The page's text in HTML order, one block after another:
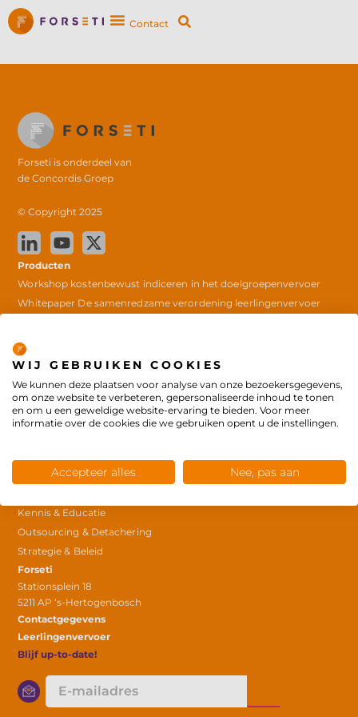
Contact
Forseti is onderdeel van
deConcordis Groep
© Copyright 2025
Producten
Workshop kostenbewust indiceren in het doelgroepenvervoer
Whitepaper De samenredzame verordening leerlingenvervoer
Outsourcing leerlingenvervoer
Cliëntenvervoer in de zorg
Inkoop & Aanbesteding Doelgroepenvervoer
Draaiboek leerlingenvervoer
Expertises
ICT & Webtools
Kennis & Educatie
Outsourcing & Detachering
Strategie & Beleid
Forseti
Stationsplein 18
5211 AP ‘s-Hertogenbosch
Contactgegevens
Leerlingenvervoer
Blijf up-to-date!
E-
mailadres
WIJ GEBRUIKEN COOKIES
We kunnen deze plaatsen voor analyse van onze bezoekersgegevens,
om onze website te verbeteren, gepersonaliseerde inhoud te tonen
en om u een geweldige website-ervaring te bieden. Voor meer
informatie over de cookies die we gebruiken opent u de instellingen.
Accepteer alles Nee, pas aan